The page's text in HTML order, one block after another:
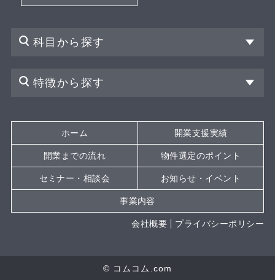
科目から探す
特徴から探す
ホーム 開業支援実績
開業までの流れ 物件選定のポイント
セミナー・相談会 お知らせ・イベント
事業内容
会社概要 プライバシーポリシー
© コムコム.com